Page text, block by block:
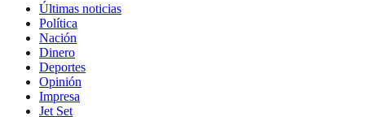
Últimas noticias
Política
Nación
Dinero
Deportes
Opinión
Impresa
Jet Set